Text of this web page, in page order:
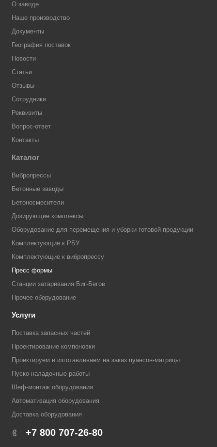
О заводе
Наше производство
Документы
География поставок
Новости
Статьи
Отзывы
Сотрудники
Реквизиты
Вопрос-ответ
Контакты
Каталог
Вибропрессы
Бетонные заводы
Бетоносмесители
Дозирующие комплексы
Оборудование для перемещения и уборки готовой продукции
Комплектующие к РБУ
Комплектующие к вибропрессу
Пресс формы
Станции затаривания Биг-Бегов
Прочее оборудование
Услуги
Поставка запасных частей
Проектирование компоновки
Проектируем и изготавливаем на заказ пуансон-матрицы
Пуско-наладочные работы
Шеф-монтаж оборудования
Автоматизация оборудования
Доставка оборудования
+7 800 707-26-80